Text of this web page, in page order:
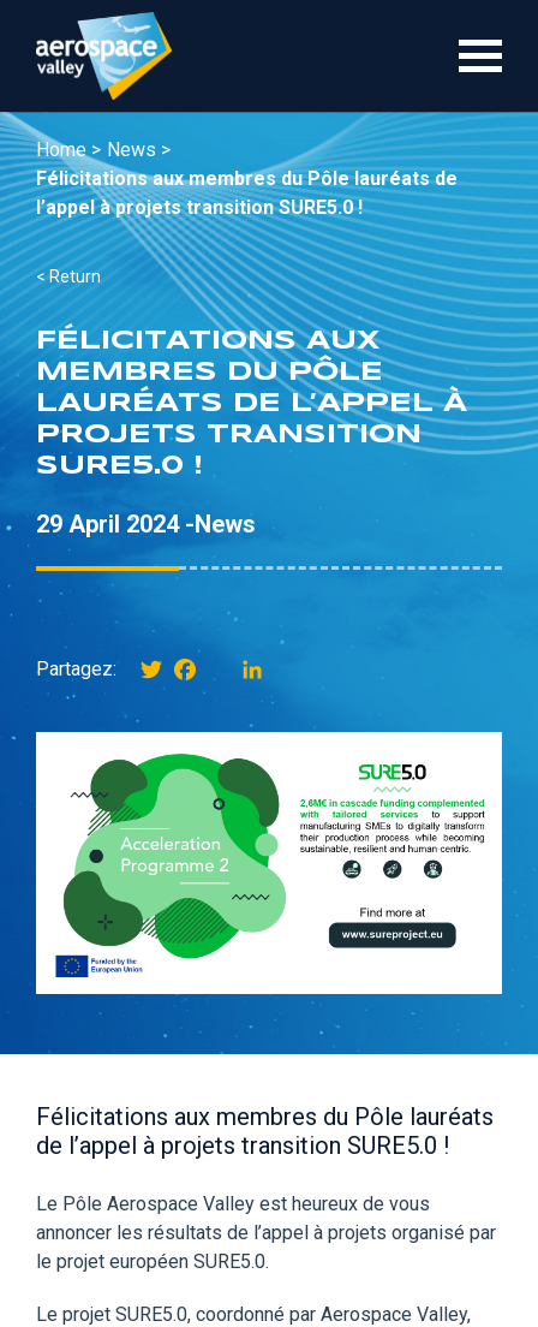
main
Home > News >
Félicitations aux membres du Pôle lauréats de
l’appel à projets transition SURE5.0 !
< Return
FÉLICITATIONS AUX
MEMBRES DU PÔLE
LAURÉATS DE L’APPEL À
PROJETS TRANSITION
SURE5.0 !
29 April 2024 -News
Partagez: TwitterFacebookinstagram
Félicitations aux membres du Pôle lauréats
de l’appel à projets transition SURE5.0 !
Le Pôle Aerospace Valley est heureux de vous
annoncer les résultats de l’appel à projets organisé par
le projet européen SURE5.0.
Le projet SURE5.0, coordonné par Aerospace Valley,